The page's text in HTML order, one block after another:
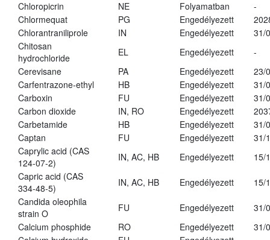
Chloropicrin
NE Folyamatban
-
Chlormequat
PG Engedélyezett
Chlorantraniliprole
IN Engedélyezett
31/
Chitosan
hydrochloride
EL Engedélyezett
-
Cerevisane
PA Engedélyezett
23/
Carfentrazone-ethyl
HB Engedélyezett
31/
Carboxin
FU Engedélyezett
31/
Carbon dioxide
IN, RO Engedélyezett
Carbetamide
HB Engedélyezett
31/
Captan
FU Engedélyezett
31/
Caprylic acid (CAS
124-07-2)
IN, AC, HB Engedélyezett
15/
Capric acid (CAS
334-48-5)
IN, AC, HB Engedélyezett
15/
Candida oleophila
strain O
FU Engedélyezett
31/
Calcium phosphide
RO Engedélyezett
31/